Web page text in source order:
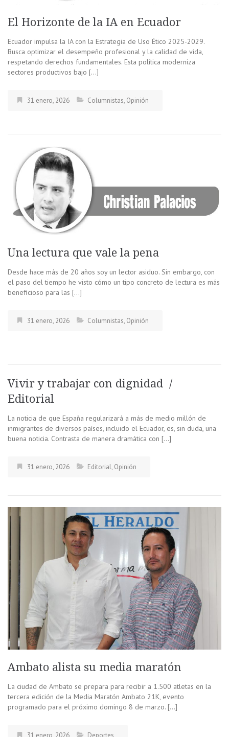
El Horizonte de la IA en Ecuador
Ecuador impulsa la IA con la Estrategia de Uso Ético 2025-2029.
Busca optimizar el desempeño profesional y la calidad de vida,
respetando derechos fundamentales. Esta política moderniza
sectores productivos bajo […]
31 enero, 2026 Columnistas, Opinión
Una lectura que vale la pena
Desde hace más de 20 años soy un lector asiduo. Sin embargo, con
el paso del tiempo he visto cómo un tipo concreto de lectura es más
beneficioso para las […]
31 enero, 2026 Columnistas, Opinión
Vivir y trabajar con dignidad /
Editorial
La noticia de que España regularizará a más de medio millón de
inmigrantes de diversos países, incluido el Ecuador, es, sin duda, una
buena noticia. Contrasta de manera dramática con […]
31 enero, 2026 Editorial, Opinión
Ambato alista su media maratón
La ciudad de Ambato se prepara para recibir a 1.500 atletas en la
tercera edición de la Media Maratón Ambato 21K, evento
programado para el próximo domingo 8 de marzo. […]